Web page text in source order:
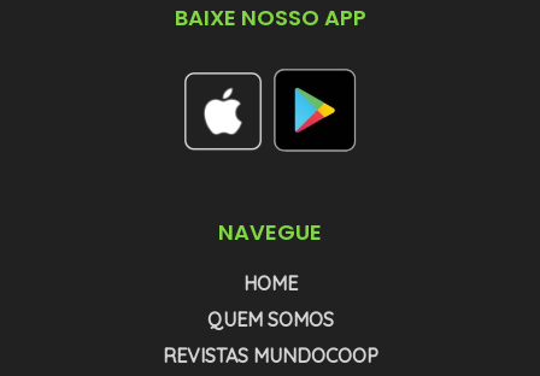
BAIXE NOSSO APP
NAVEGUE
HOME
QUEM SOMOS
REVISTAS MUNDOCOOP